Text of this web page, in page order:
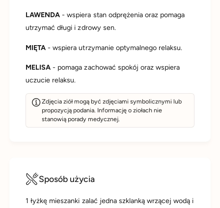
LAWENDA - wspiera stan odprężenia oraz pomaga
utrzymać długi i zdrowy sen.
MIĘTA - wspiera utrzymanie optymalnego relaksu.
MELISA - pomaga zachować spokój oraz wspiera
uczucie relaksu.
Zdjęcia ziół mogą być zdjęciami symbolicznymi lub
propozycją podania. Informację o ziołach nie
stanowią porady medycznej.
Sposób użycia
1 łyżkę mieszanki zalać jedna szklanką wrzącej wodą i